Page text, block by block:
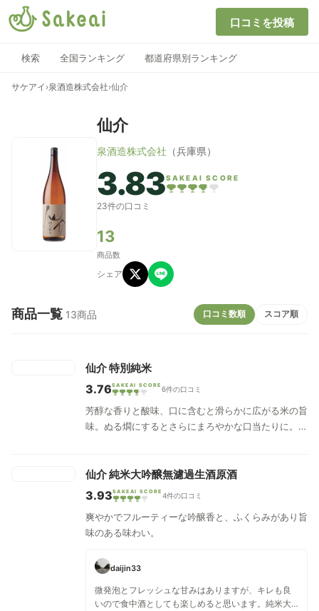
口コミを投稿
検索 全国ランキング 都道府県別ランキング
サケアイ ›泉酒造株式会社›仙介
仙介
泉酒造株式会社 （兵庫県）
3.83SAKEAI SCORE
23件の口コミ
13
商品数
シェア
商品一覧 13商品 口コミ数順 スコア順
仙介 特別純米
3.76SAKEAI SCORE 6件の口コミ
芳醇な香りと酸味、口に含むと滑らかに広がる米の旨
味。ぬる燗にするとさらにまろやかな口当たりに。適
仙介 純米大吟醸無濾過生酒原酒
3.93SAKEAI SCORE 4件の口コミ
爽やかでフルーティーな吟醸香と、ふくらみがあり旨
味のある味わい。
daijin33
微発泡とフレッシュな甘みはありますが、キレも良
いので食中酒としても楽しめると思います。純米大